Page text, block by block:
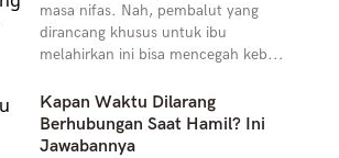
masa nifas. Nah, pembalut yang
dirancang khusus untuk ibu
melahirkan ini bisa mencegah keb...
Kapan Waktu Dilarang
Berhubungan Saat Hamil? Ini
Jawabannya